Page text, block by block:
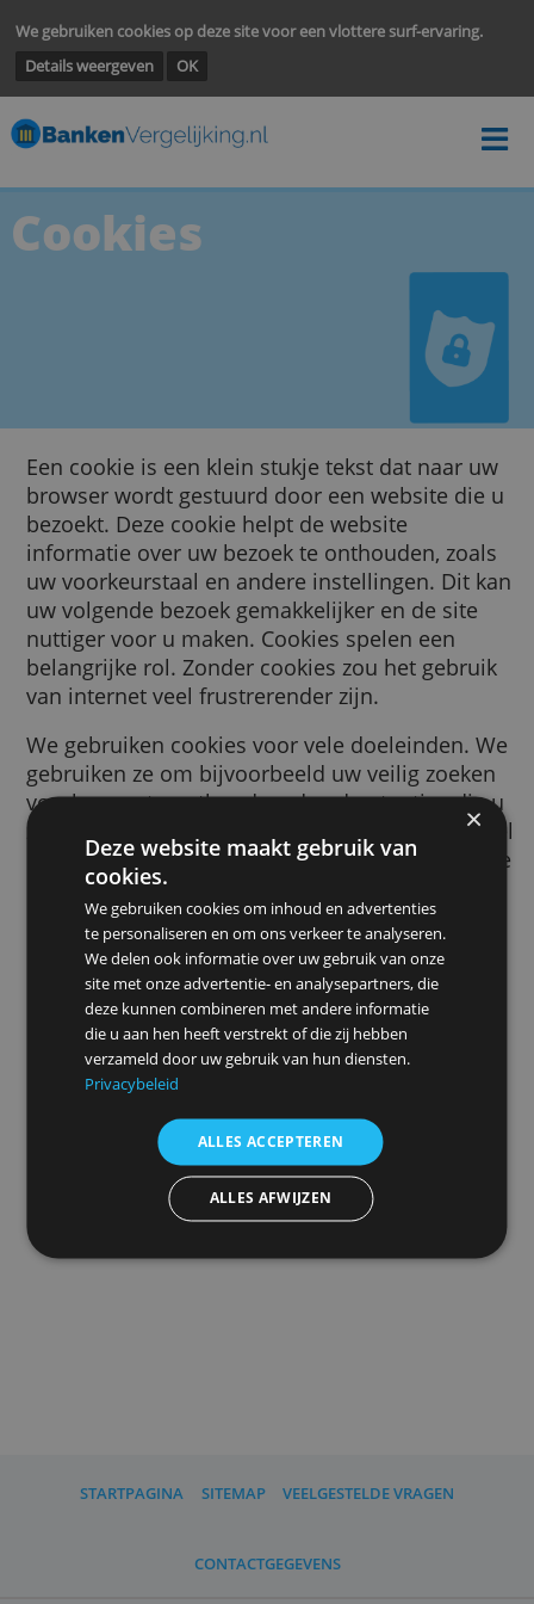
We gebruiken cookies op deze site voor een vlottere surf-
Details weergeven
Cookies
Een cookie is een klein stukje tekst dat naar
browser wordt gestuurd door een website
bezoekt. Deze cookie helpt de website
informatie over uw bezoek te onthouden,
uw voorkeurstaal en andere instellingen.
uw volgende bezoek gemakkelijker en de
belangrijke rol. Zonder cookies zou het
van internet veel frustrerender zijn.
We gebruiken cookies voor vele
gebruiken ze om bijvoorbeeld uw veilig
voorkeuren te onthouden, de advertenties
ziet relevanter voor u te maken, te tellen
bezoekers we op een pagina ontvangen,
helpen bij het aanmelden voor onze
om uw gegevens te beschermen, of om
advertentieinstellingenherinneren.
Advertenties personaliseren
Deze website maakt gebruik van
cookies.
We gebruiken cookies om inhoud en advertenties
te personaliseren en om ons verkeer te analyseren.
We delen ook informatie over uw gebruik van onze
site met onze advertentie- en analysepartners, die
deze kunnen combineren met andere informatie
die u aan hen heeft verstrekt of die zij hebben
verzameld door uw gebruik van hun diensten.